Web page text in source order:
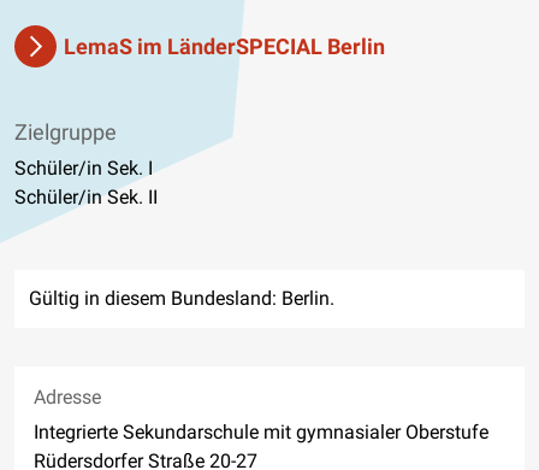
LemaS im LänderSPECIAL Berlin
Zielgruppe
Schüler/in Sek. I
Schüler/in Sek. II
Gültig in diesem Bundesland: Berlin.
Adresse
Integrierte Sekundarschule mit gymnasialer Oberstufe
Rüdersdorfer Straße 20-27